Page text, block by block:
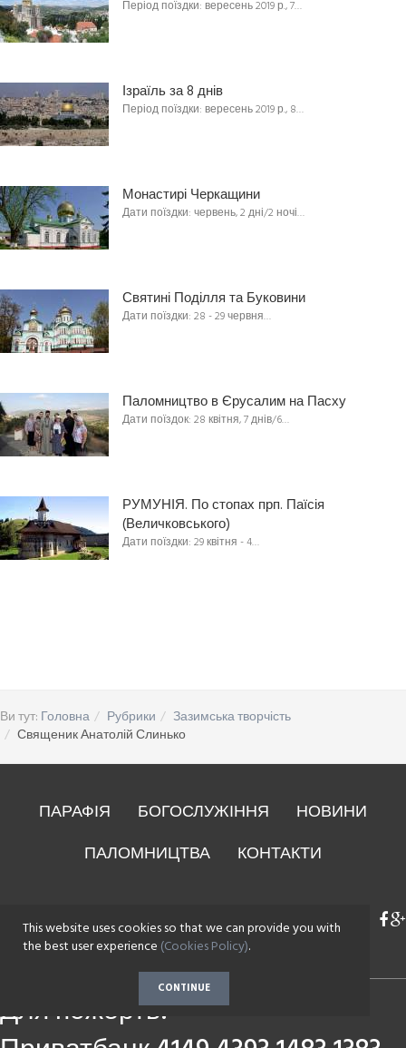
Період поїздки: вересень 2019 р., 7…
Ізраїль за 8 днів
Період поїздки: вересень 2019 р., 8…
Монастирі Черкащини
Дати поїздки: червень, 2 дні/2 ночі…
Святині Поділля та Буковини
Дати поїздки: 28 - 29 червня…
Паломництво в Єрусалим на Пасху
Дати поїздок: 28 квітня, 7 днів/6…
РУМУНІЯ. По стопах прп. Паїсія
(Величковського)
Дати поїздки: 29 квітня - 4…
Ви тут: Головна Рубрики
Зазимська творчість
Священик Анатолій Слинько
ПАРАФІЯ БОГОСЛУЖІННЯ
НОВИНИ
ПАЛОМНИЦТВА
КОНТАКТИ
Для пожертв:
This website uses cookies so that we can provide you with
the best user experience (Cookies Policy).
CONTINUE